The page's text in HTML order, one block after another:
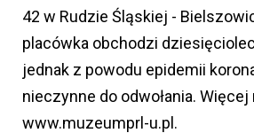
42 w Rudzie Śląskiej -
placówka obchodzi
jednak z powodu epidemii
nieczynne do odwołania. Więcej
www.muzeumprl-u.pl.